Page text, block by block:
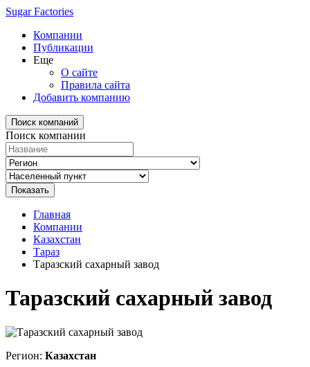
Sugar Factories
Компании
Публикации
Еще
О сайте
Правила сайта
Добавить компанию
Поиск компаний
Поиск компании
Главная
Компании
Казахстан
Тараз
Таразский сахарный завод
Таразский сахарный завод
Регион: Казахстан